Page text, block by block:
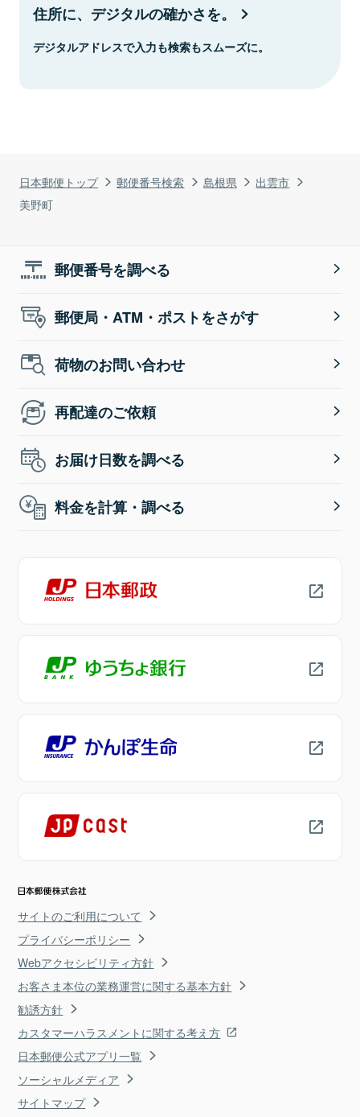
日本郵便トップ 郵便番号検索 島根県
出雲市
美野町
住所に、デジタルの確かさを。
デジタルアドレスで入力も検索もスムーズに。
郵便番号を調べる
郵便局・ATM・ポストをさがす
荷物のお問い合わせ
再配達のご依頼
お届け日数を調べる
料金を計算・調べる
サイトのご利用について
プライバシーポリシー
Webアクセシビリティ方針
お客さま本位の業務運営に関する基本方針
勧誘方針
カスタマーハラスメントに関する考え方
日本郵便公式アプリ一覧
ソーシャルメディア
サイトマップ